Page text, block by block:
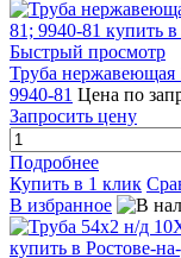
Быстрый просмотр
Труба
9940-81 Цена по
Запросить цену
Подробнее
Купить в 1 клик
В избранное